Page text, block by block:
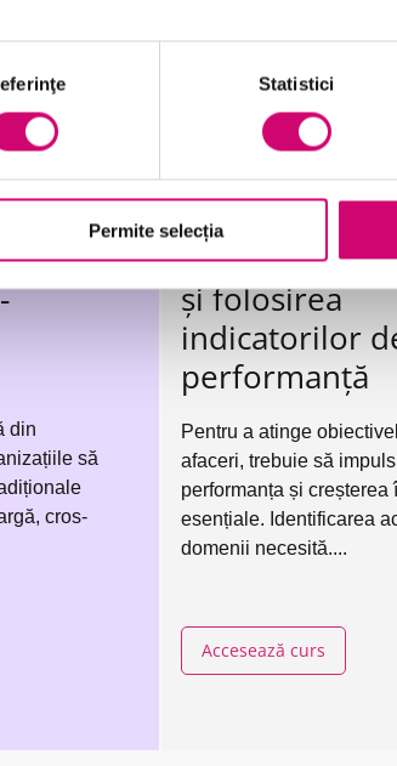
Statistici
Permite selecția
din
să
cros-
Evaluarea
și folosirea
indicatorilor
performanță
Pentru a atinge
afaceri, trebuie să
performanța și creșterea
esențiale. Identificarea
domenii necesită....
Accesează curs